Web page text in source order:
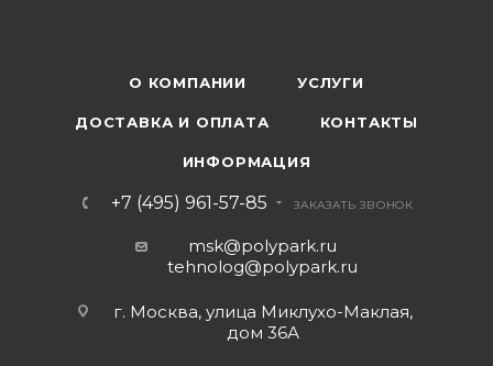
О КОМПАНИИ УСЛУГИ
ДОСТАВКА И ОПЛАТА КОНТАКТЫ
ИНФОРМАЦИЯ
+7 (495) 961-57-85 ЗАКАЗАТЬ ЗВОНОК
msk@polypark.ru
tehnolog@polypark.ru
г. Москва, улица Миклухо-Маклая,
дом 36А